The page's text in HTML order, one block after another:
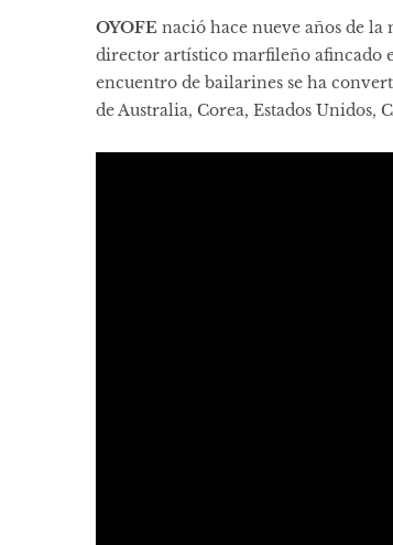
OYOFE nació hace nueve años de la
director artístico marfileño afincado
encuentro de bailarines se ha
de Australia, Corea, Estados Unidos,